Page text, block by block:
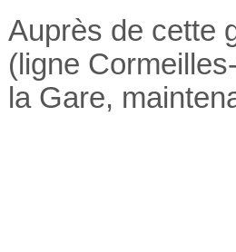
Auprès de cette
(ligne
la Gare,